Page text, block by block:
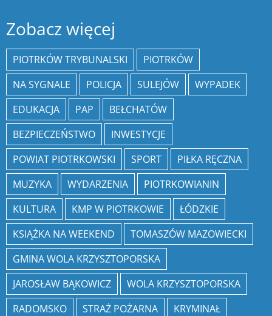
Zobacz więcej
PIOTRKÓW TRYBUNALSKI
PIOTRKÓW
NA SYGNALE
POLICJA SULEJÓW
WYPADEK
EDUKACJA
PAP
BEŁCHATÓW
BEZPIECZEŃSTWO
INWESTYCJE
POWIAT PIOTRKOWSKI
SPORT
PIŁKA RĘCZNA
MUZYKA
WYDARZENIA
PIOTRKOWIANIN
KULTURA
KMP W PIOTRKOWIE
ŁÓDZKIE
KSIĄŻKA NA WEEKEND
TOMASZÓW MAZOWIECKI
GMINA WOLA KRZYSZTOPORSKA
JAROSŁAW BĄKOWICZ
WOLA KRZYSZTOPORSKA
RADOMSKO
STRAŻ POŻARNA
KRYMINAŁ